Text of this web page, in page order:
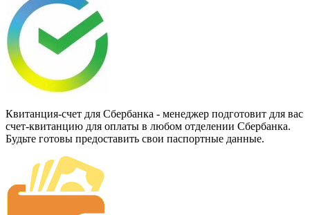
Квитанция-счет для Сбербанка - менеджер подготовит для вас
счет-квитанцию для оплаты в любом отделении Сбербанка.
Будьте готовы предоставить свои паспортные данные.